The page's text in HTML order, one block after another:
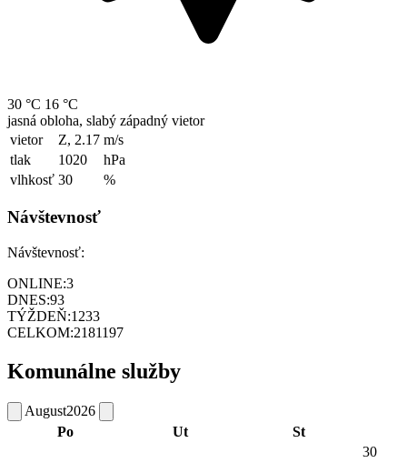
30 °C 16 °C
jasná obloha, slabý západný vietor
vietor
Z, 2.17 m/s
tlak
1020
hPa
vlhkosť 30 %
Návštevnosť
Návštevnosť:
ONLINE:3
DNES:93
TÝŽDEŇ:1233
CELKOM:2181197
Komunálne služby
August2026
Po
Ut St
30